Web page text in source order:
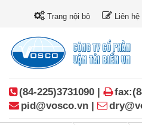
Trang nội bộ Liên hệ
(84-225)3731090 |
pid@vosco.vn |